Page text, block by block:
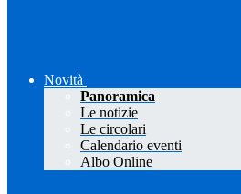
Novità
Panoramica
Le notizie
Le circolari
Calendario eventi
Albo Online